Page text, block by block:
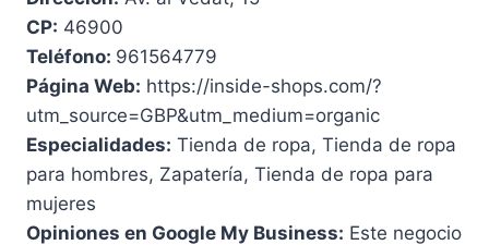
CP: 46900
Teléfono: 961564779
Página Web: https://inside-shops.com/?
utm_source=GBP&utm_medium=organic
Especialidades: Tienda de ropa, Tienda de ropa
para hombres, Zapatería, Tienda de ropa para
mujeres
Opiniones en Google My Business: Este negocio